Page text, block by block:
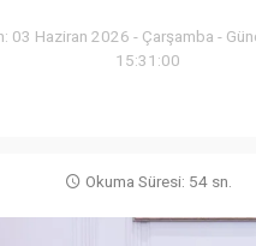
03 Haziran 2026 - Çarşamba -
15:31:00
Okuma Süresi: 54 sn.